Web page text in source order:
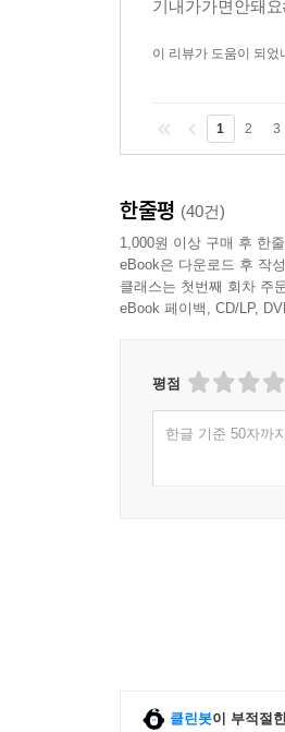
기내가가면안돼
이 리뷰가 도움이 되었
1 2 3
한줄평 (40건)
1,000원 이상 구매 후 한
eBook은 다운로드 후 작
클래스는 첫번째 회차 주
eBook 페이백, CD/LP,
평점
한글 기준 50자까
클린봇이 부적절